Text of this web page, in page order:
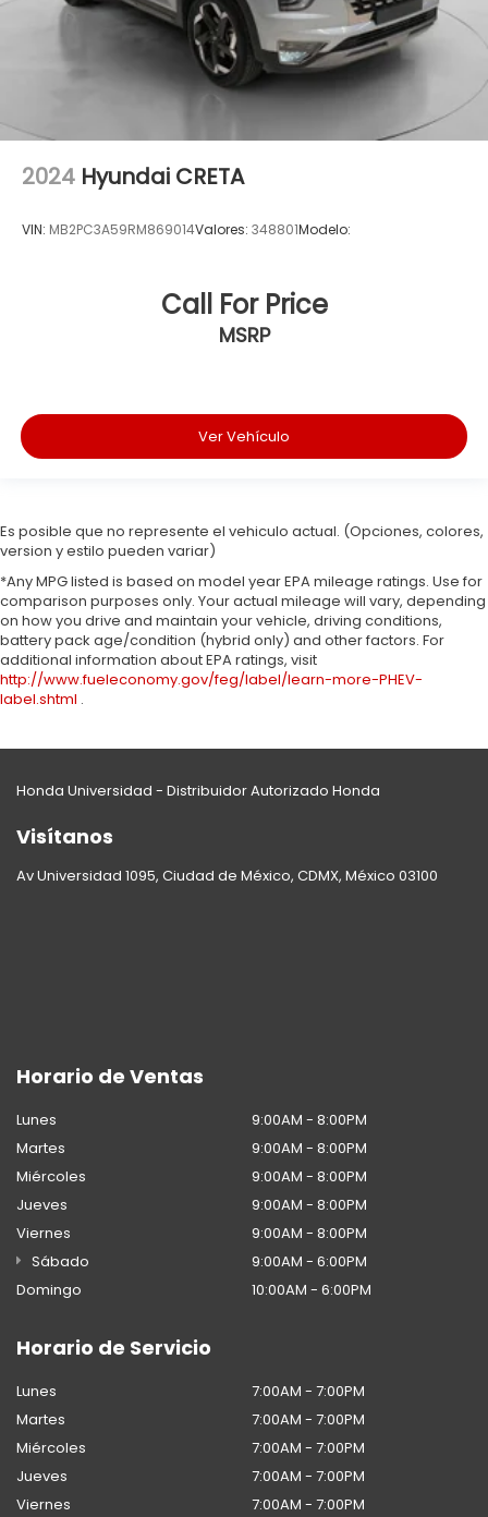
2024 Hyundai CRETA
VIN: MB2PC3A59RM869014Valores: 348801Modelo:
Call For Price
MSRP
Ver Vehículo
Es posible que no represente el vehiculo actual. (Opciones, colores,
version y estilo pueden variar)
*Any MPG listed is based on model year EPA mileage ratings. Use for
comparison purposes only. Your actual mileage will vary, depending
on how you drive and maintain your vehicle, driving conditions,
battery pack age/condition (hybrid only) and other factors. For
additional information about EPA ratings, visit
http://www.fueleconomy.gov/feg/label/learn-more-PHEV-
label.shtml .
Honda Universidad - Distribuidor Autorizado Honda
Visítanos
Av Universidad 1095, Ciudad de México, CDMX, México 03100
Horario de Ventas
Lunes
9:00AM - 8:00PM
Martes
9:00AM - 8:00PM
Miércoles
9:00AM - 8:00PM
Jueves
9:00AM - 8:00PM
Viernes
9:00AM - 8:00PM
Sábado
9:00AM - 6:00PM
Domingo
10:00AM - 6:00PM
Horario de Servicio
Lunes
7:00AM - 7:00PM
Martes
7:00AM - 7:00PM
Miércoles
7:00AM - 7:00PM
Jueves
7:00AM - 7:00PM
Viernes
7:00AM - 7:00PM